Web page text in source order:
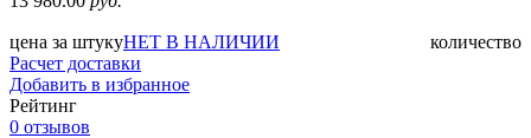
цена за штуку количество
НЕТ В НАЛИЧИИ
Расчет доставки
Добавить в избранное
Рейтинг
0 отзывов